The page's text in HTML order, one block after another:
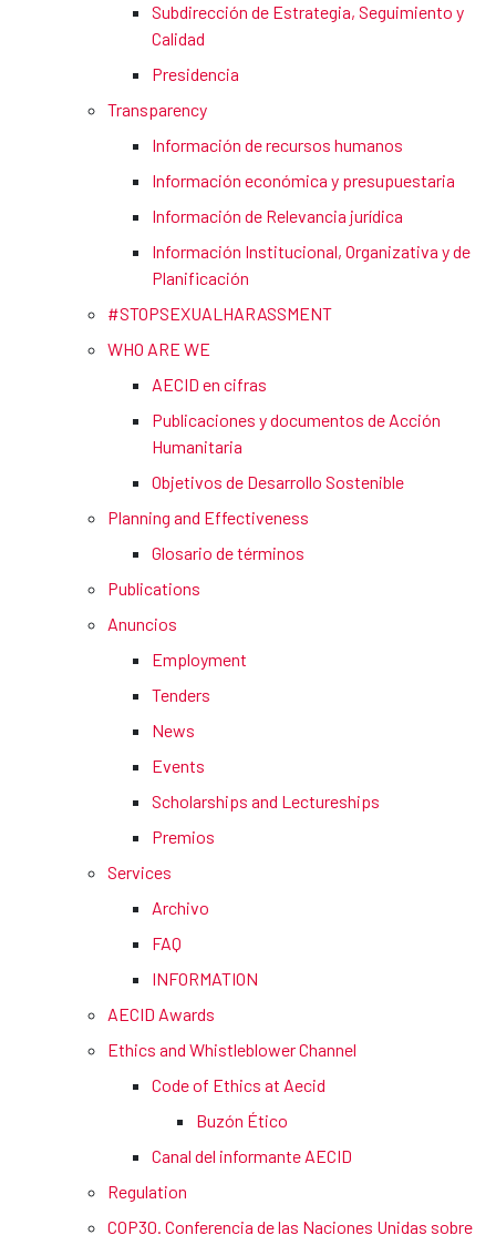
Subdirección de Estrategia, Seguimiento y
Calidad
Presidencia
Transparency
Información de recursos humanos
Información económica y presupuestaria
Información de Relevancia jurídica
Información Institucional, Organizativa y de
Planificación
#STOPSEXUALHARASSMENT
WHO ARE WE
AECID en cifras
Publicaciones y documentos de Acción
Humanitaria
Objetivos de Desarrollo Sostenible
Planning and Effectiveness
Glosario de términos
Publications
Anuncios
Employment
Tenders
News
Events
Scholarships and Lectureships
Premios
Services
Archivo
FAQ
INFORMATION
AECID Awards
Ethics and Whistleblower Channel
Code of Ethics at Aecid
Buzón Ético
Canal del informante AECID
Regulation
COP30. Conferencia de las Naciones Unidas sobre